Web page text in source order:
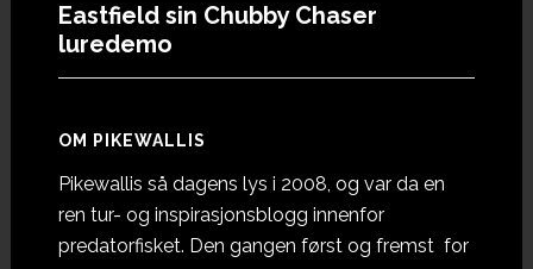
Eastfield sin Chubby Chaser
luredemo
OM PIKEWALLIS
Pikewallis så dagens lys i 2008, og var da en
ren tur- og inspirasjonsblogg innenfor
predatorfisket. Den gangen først og fremst for